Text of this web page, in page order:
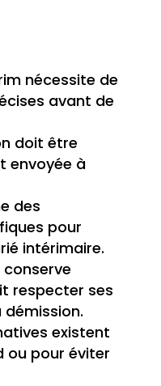
nécessite de
avant de
doit être
envoyée à
des
pour
intérimaire.
respecter ses
existent
ou pour éviter